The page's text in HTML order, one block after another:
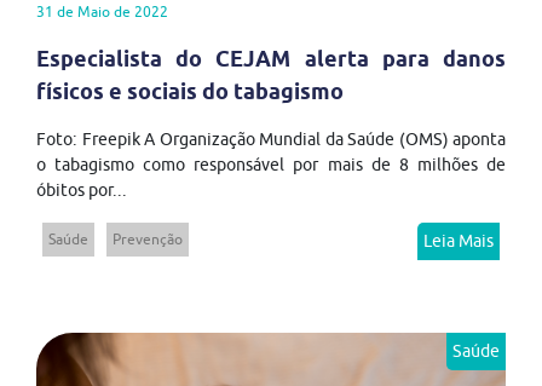
31 de Maio de 2022
Especialista do CEJAM alerta para danos
físicos e sociais do tabagismo
Foto: Freepik A Organização Mundial da Saúde (OMS) aponta
o tabagismo como responsável por mais de 8 milhões de
óbitos por...
Saúde Prevenção Leia Mais
Saúde